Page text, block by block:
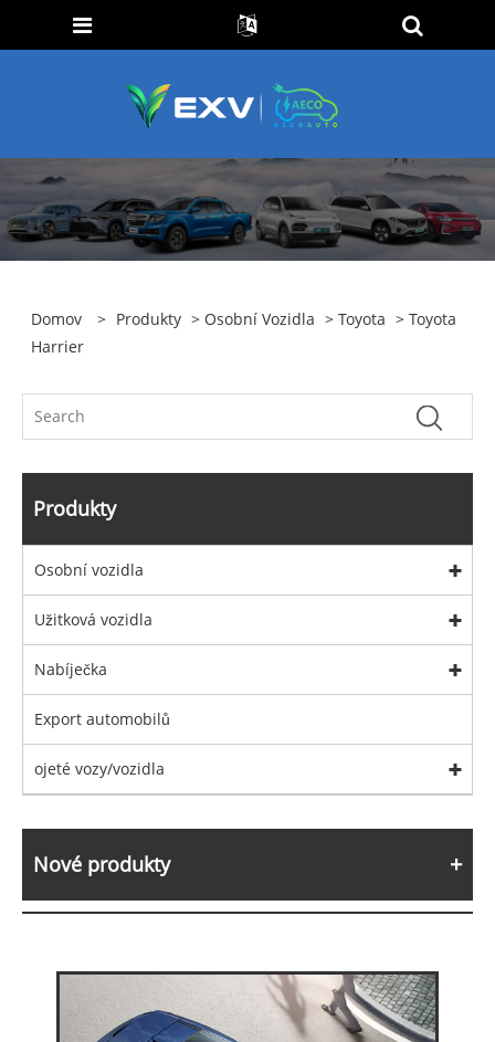
Domov > Produkty > Osobní Vozidla >Toyota > Toyota
Harrier
Produkty
Osobní vozidla
Užitková vozidla
Nabíječka
Export automobilů
ojeté vozy/vozidla
Nové produkty